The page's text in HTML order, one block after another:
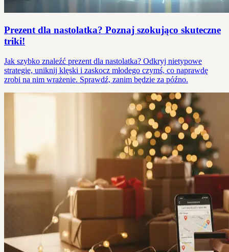
Prezent dla nastolatka? Poznaj szokująco skuteczne
triki!
Jak szybko znaleźć prezent dla nastolatka? Odkryj nietypowe
strategie, uniknij klęski i zaskocz młodego czymś, co naprawdę
zrobi na nim wrażenie. Sprawdź, zanim będzie za późno.